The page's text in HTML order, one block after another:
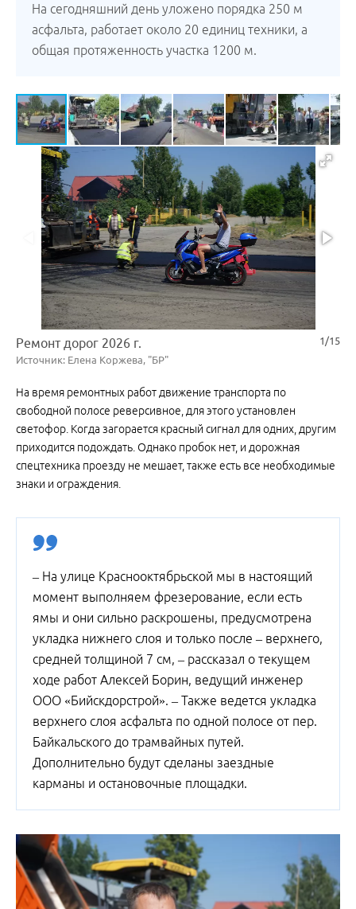
На сегодняшний день уложено порядка 250 м
асфальта, работает около 20 единиц техники, а
общая протяженность участка 1200 м.
1/15
Ремонт дорог 2026 г.
Источник: Елена Коржева, "БР"
На время ремонтных работ движение транспорта по
свободной полосе реверсивное, для этого установлен
светофор. Когда загорается красный сигнал для одних, другим
приходится подождать. Однако пробок нет, и дорожная
спецтехника проезду не мешает, также есть все необходимые
знаки и ограждения.
– На улице Краснооктябрьской мы в настоящий
момент выполняем фрезерование, если есть
ямы и они сильно раскрошены, предусмотрена
укладка нижнего слоя и только после – верхнего,
средней толщиной 7 см, – рассказал о текущем
ходе работ Алексей Борин, ведущий инженер
ООО «Бийскдорстрой». – Также ведется укладка
верхнего слоя асфальта по одной полосе от пер.
Байкальского до трамвайных путей.
Дополнительно будут сделаны заездные
карманы и остановочные площадки.